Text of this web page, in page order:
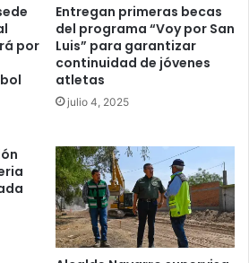
por
Entregan primeras becas
del programa “Voy por San
Luis” para garantizar
continuidad de jóvenes
atletas
julio 4, 2025